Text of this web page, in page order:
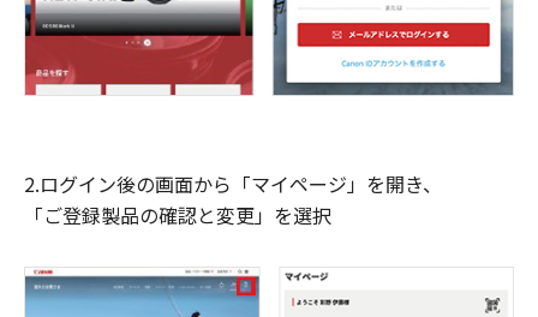
2.ログイン後の画面から「マイページ」を開き、
「ご登録製品の確認と変更」を選択